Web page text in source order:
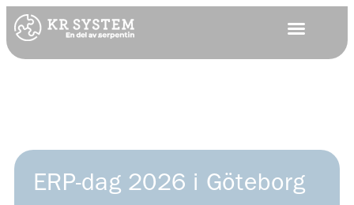
ERP-dag 2026 i Göteborg